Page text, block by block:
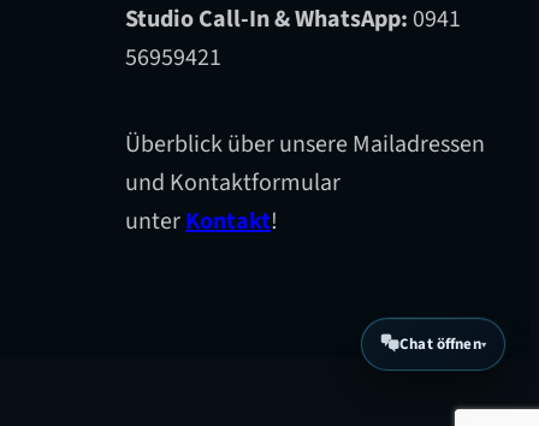
Studio Call-In & WhatsApp: 0941
56959421
Überblick über unsere Mailadressen
und Kontaktformular
unterKontakt!
Chat öffnen